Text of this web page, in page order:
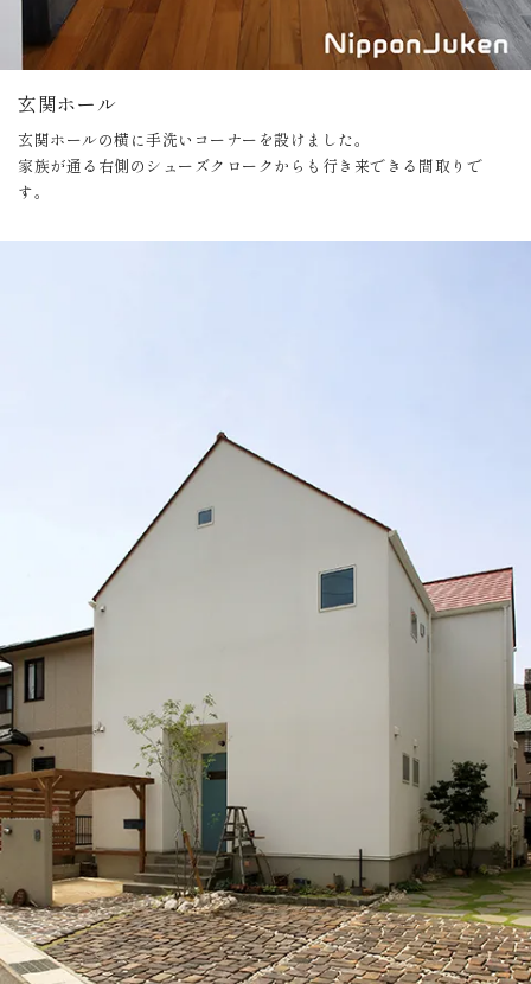
玄関ホール
玄関ホールの横に手洗いコーナーを設けました。
家族が通る右側のシューズクロークからも行き来できる間取りで
す。